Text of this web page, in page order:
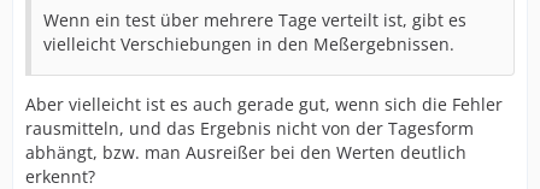
Wenn ein test über mehrere Tage verteilt ist, gibt es
vielleicht Verschiebungen in den Meßergebnissen.
Aber vielleicht ist es auch gerade gut, wenn sich die Fehler
rausmitteln, und das Ergebnis nicht von der Tagesform
abhängt, bzw. man Ausreißer bei den Werten deutlich
erkennt?